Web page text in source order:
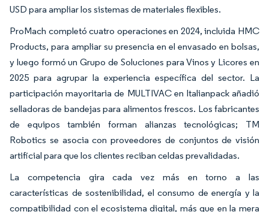
USD para ampliar los sistemas de materiales flexibles.
ProMach completó cuatro operaciones en 2024, incluida HMC
Products, para ampliar su presencia en el envasado en bolsas,
y luego formó un Grupo de Soluciones para Vinos y Licores en
2025 para agrupar la experiencia específica del sector. La
participación mayoritaria de MULTIVAC en Italianpack añadió
selladoras de bandejas para alimentos frescos. Los fabricantes
de equipos también forman alianzas tecnológicas; TM
Robotics se asocia con proveedores de conjuntos de visión
artificial para que los clientes reciban celdas prevalidadas.
La competencia gira cada vez más en torno a las
características de sostenibilidad, el consumo de energía y la
compatibilidad con el ecosistema digital, más que en la mera